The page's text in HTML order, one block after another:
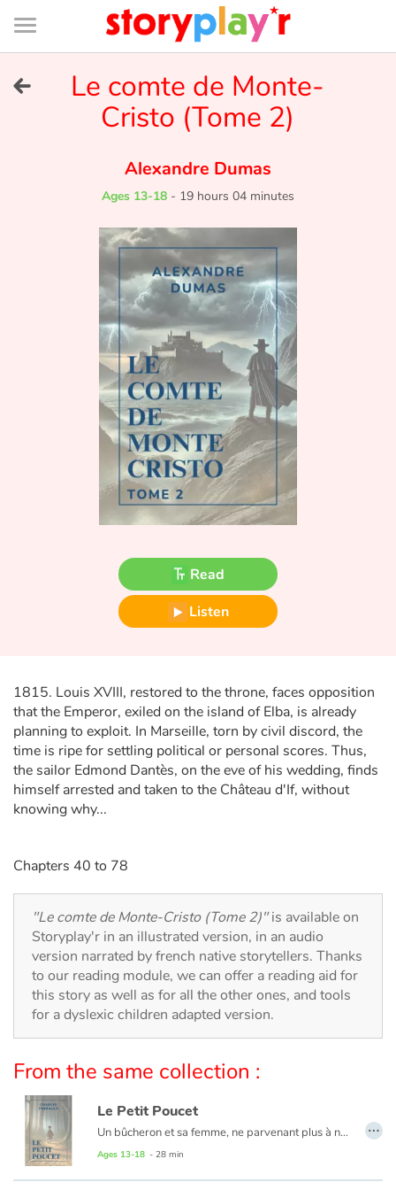
Connexion
Bibliothèque
de
page
Tales and classics in french
Fable, myth, literature and poetry
Princesses and princes, kings, queens and dragons
Ogres, monsters and witches
Ecology, nature, seasons
Around the world
Learning
Arts, space, activities
Daily life and hobbies
At school
Festivals and events
Social issues
Emotions and feelings
Le comte de Monte-
Cristo (Tome 2)
Alexandre Dumas
Ages 13-18 - 19 hours 04 minutes
Read
Listen
1815. Louis XVIII, restored to the throne, faces opposition
that the Emperor, exiled on the island of Elba, is already
planning to exploit. In Marseille, torn by civil discord, the
time is ripe for settling political or personal scores. Thus,
the sailor Edmond Dantès, on the eve of his wedding, finds
himself arrested and taken to the Château d'If, without
knowing why...
Chapters 40 to 78
"Le comte de Monte-Cristo (Tome 2)"is available on
Storyplay'r in an illustrated version, in an audio
version narrated by french native storytellers. Thanks
to our reading module, we can offer a reading aid for
this story as well as for all the other ones, and tools
for a dyslexic children adapted version.
From the same collection :
Le Petit Poucet
Un bûcheron et sa femme, ne parvenant plus à nourrir leurs sept garçons, se résignent à aller les perdre en forêt. C'est sans compter sur la ruse du benjamin, Petit Poucet, qui les aidera à retrouver leur chemin et à se sauver de l'Ogre !
Ages 13-18 - 28 min
…